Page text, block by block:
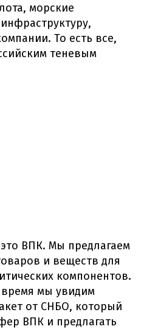
морские
То есть все,
теневым
ВПК. Мы предлагаем
и веществ для
компонентов.
мы увидим
от СНБО, который
ВПК и предлагать